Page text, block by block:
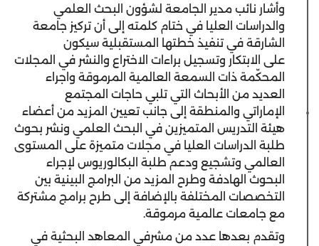
وأشار نائب مدير الجامعة لشؤون البحث العلمي
والدراسات العليا في ختام كلمته إلى أن تركيز جامعة
الشارقة في تنفيذ خطتها المستقبلية سيكون
على الابتكار وتسجيل براءات الاختراع والنشر في المجلات
المحكّمة ذات السمعة العالمية المرموقة واجراء
العديد من الأبحاث التي تلبي حاجات المجتمع
الإماراتي والمنطقة إلى جانب تعيين المزيد من أعضاء
هيئة التدريس المتميزين في البحث العلمي ونشر بحوث
طلبة الدراسات العليا في مجلات متميزة على المستوى
العالمي وتشجيع ودعم طلبة البكالوريوس لإجراء
البحوث الهادفة وطرح المزيد من البرامج البينية بين
التخصصات المختلفة بالإضافة إلى طرح برامج مشتركة
مع جامعات عالمية مرموقة.
وتقدم بعدها عدد من مشرفي المعاهد البحثية في